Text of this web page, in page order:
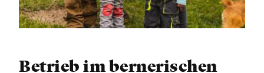
Betrieb im bernerischen